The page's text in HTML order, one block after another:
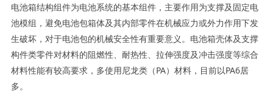
电池箱结构组件为电池系统的基本组件，主要作用为支撑及固定电
池模组，避免电池包箱体及其内部零件在机械应力或外力作用下发
生破坏，对于电池包的机械安全性有重要意义。电池箱壳体及支撑
构件类零件对材料的阻燃性、耐热性、拉伸强度及冲击强度等综合
材料性能有较高要求，多使用尼龙类（PA）材料，目前以PA6居
多。